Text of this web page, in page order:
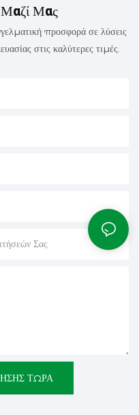
Μαζί Μας
προσφορά σε λύσεις
στις καλύτερες τιμές.
Σας
ΤΏΡΑ